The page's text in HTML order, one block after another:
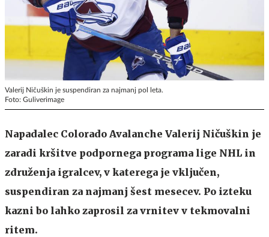
Valerij Ničuškin je suspendiran za najmanj pol leta.
Foto: Guliverimage
Napadalec Colorado Avalanche Valerij Ničuškin je
zaradi kršitve podpornega programa lige NHL in
združenja igralcev, v katerega je vključen,
suspendiran za najmanj šest mesecev. Po izteku
kazni bo lahko zaprosil za vrnitev v tekmovalni
ritem.